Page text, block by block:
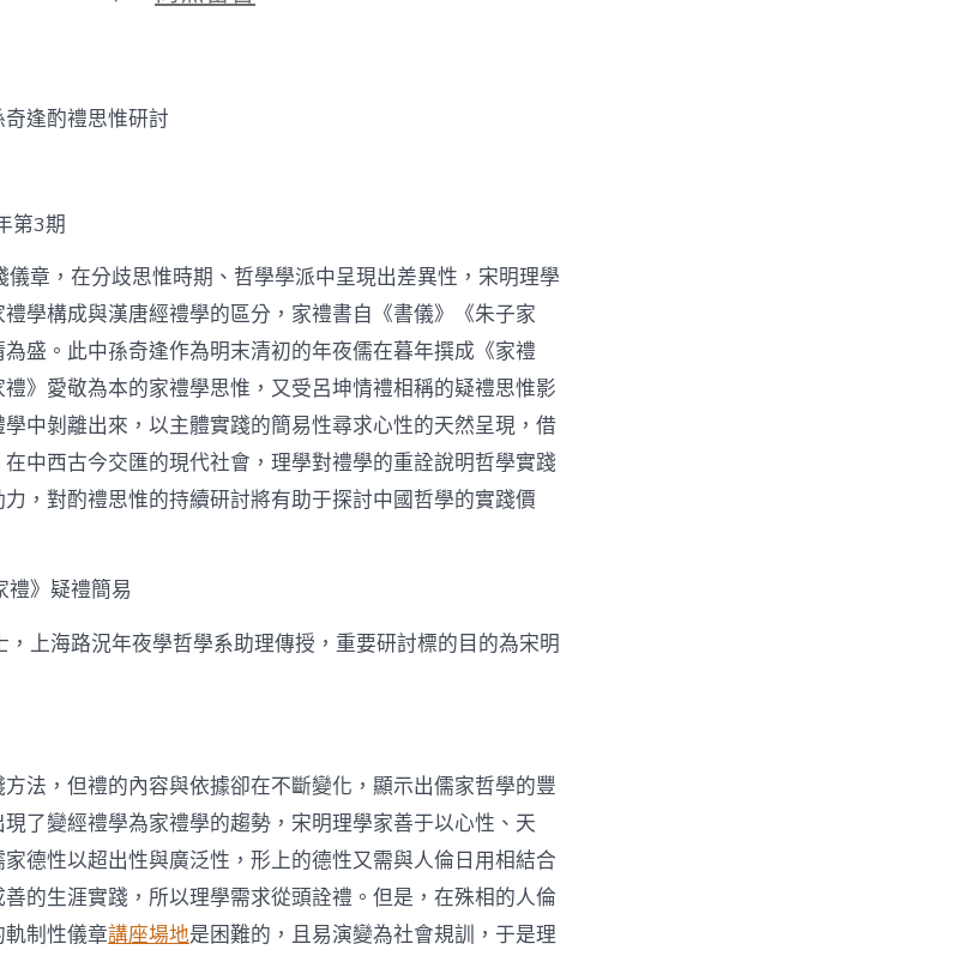
〈【趙
九
宮
從
簡
化
禮
制
到
道
理
天
然：
孫
思
惟
逢酌禮思惟研討
第3期
儀章，在分歧思惟時期、哲學學派中呈現出差異性，宋明理學
學構成與漢唐經禮學的區分，家禮書自《書儀》《朱子家
盛。此中孫奇逢作為明末清初的年夜儒在暮年撰成《家禮
》愛敬為本的家禮學思惟，又受呂坤情禮相稱的疑禮思惟影
中剝離出來，以主體實踐的簡易性尋求心性的天然呈現，借
中西古今交匯的現代社會，理學對禮學的重詮說明哲學實踐
，對酌禮思惟的持續研討將有助于探討中國哲學的實踐價
禮》疑禮簡易
，上海路況年夜學哲學系助理傳授，重要研討標的目的為宋明
法，但禮的內容與依據卻在不斷變化，顯示出儒家哲學的豐
了變經禮學為家禮學的趨勢，宋明理學家善于以心性、天
德性以超出性與廣泛性，形上的德性又需與人倫日用相結合
的生涯實踐，所以理學需求從頭詮禮。但是，在殊相的人倫
制性儀章講座場地是困難的，且易演變為社會規訓，于是理